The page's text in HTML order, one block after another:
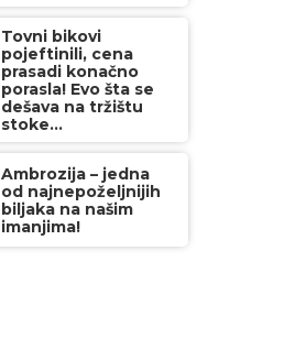
Tovni bikovi
pojeftinili, cena
prasadi konačno
porasla! Evo šta se
dešava na tržištu
stoke...
Ambrozija – jedna
od najnepoželjnijih
biljaka na našim
imanjima!